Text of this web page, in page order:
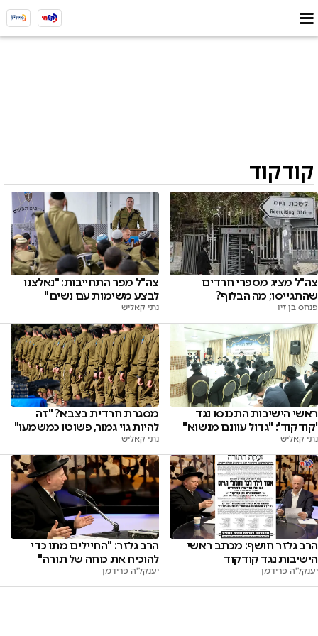
קודקוד
צה"ל מציג מספרי חרדים
שהתגייסו; מה הבלוף?
פנחס בן זיו
צה"ל מפר התחייבות: "נאלצנו
לבצע משימות עם נשים"
נתי קאליש
ראשי הישיבות התכנסו נגד
'קודקוד': "גדול עוונם מנשוא"
נתי קאליש
מסגרת חרדית בצבא? "זה
להיות גוי גמור, פשוטו כמשמעו"
נתי קאליש
הרב גלזר חושף: מכתב ראשי
הישיבות נגד קודקוד
יענקל'ה פרידמן
הרב גלזר: "החיילים מתו כדי
להוכיח את כוחה של תורה"
יענקל'ה פרידמן